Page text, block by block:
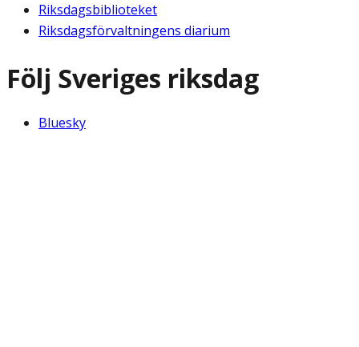
Riksdagsbiblioteket
Riksdagsförvaltningens diarium
Följ Sveriges riksdag
Bluesky